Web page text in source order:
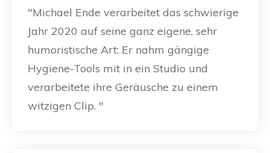
"Michael Ende verarbeitet das schwierige
Jahr 2020 auf seine ganz eigene, sehr
humoristische Art: Er nahm gängige
Hygiene-Tools mit in ein Studio und
verarbeitete ihre Geräusche zu einem
witzigen Clip. "